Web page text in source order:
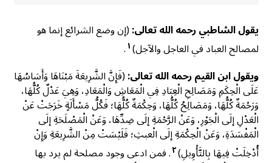
يقول الشاطبي رحمه الله تعالى:(إن وضع الشرائع إنما هو
لمصالح العباد في العاجل والآجل)١.
ويقول ابن القيم رحمه الله تعالى:(فَإِنَّ الشَّرِيعَةَ مَبْنَاهَا وَأَسَاسُهَا
عَلَى الْحِكَمِ وَمَصَالِحِ الْعِبَادِ فِي الْمَعَاشِ وَالْمَعَادِ، وَهِيَ عَدْلٌ كُلُّهَا،
وَرَحْمَةٌ كُلُّهَا، وَمَصَالِحُ كُلُّهَا، وَحِكْمَةٌ كُلُّهَا؛ فَكُلُّ مَسْأَلَةٍ خَرَجَتْ عَنْ
الْعَدْلِ إلَى الْجَوْرِ، وَعَنْ الرَّحْمَةِ إلَى ضِدِّهَا، وَعَنْ الْمَصْلَحَةِ إلَى
الْمَفْسَدَةِ، وَعَنْ الْحِكْمَةِ إلَى الْعبثِ؛ فَلَيْسَتْ مِنْ الشَّرِيعَةِ وَإِنْ
أُدْخِلَتْ فِيهَا بِالتَّأْوِيلِ)٢. فمن ادعى وجود مصلحة لم يرد بها